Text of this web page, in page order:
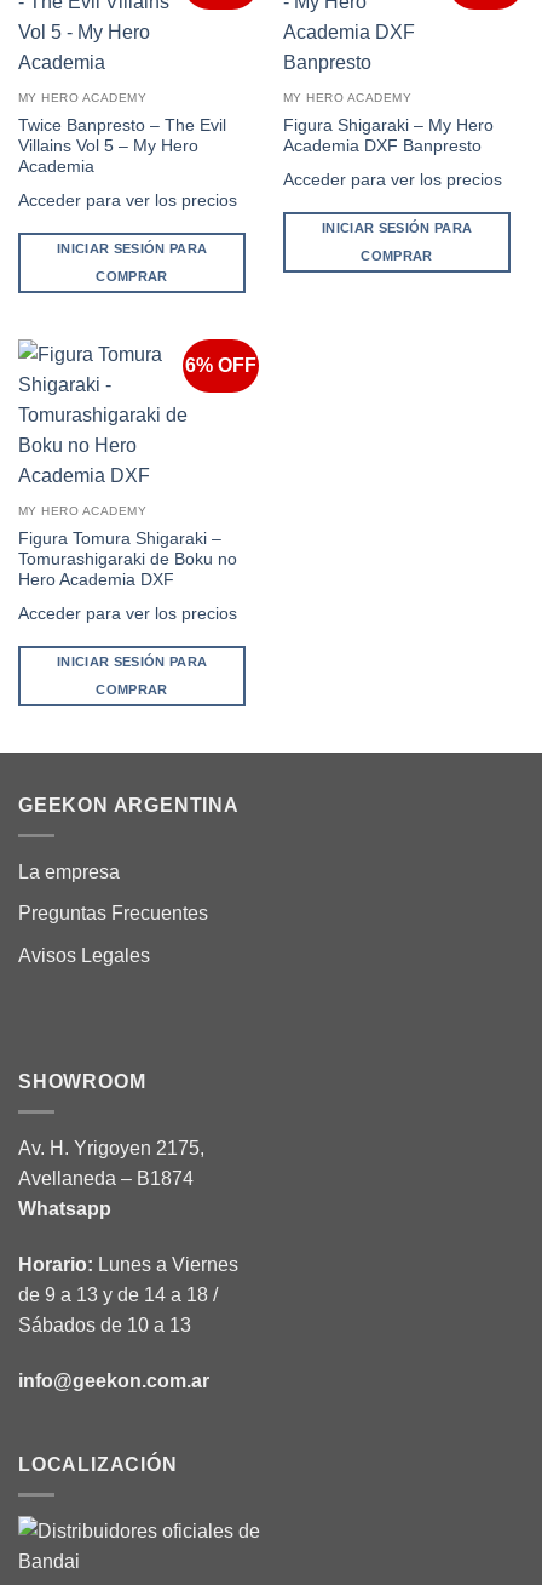
MY HERO ACADEMY
Twice Banpresto – The Evil
Villains Vol 5 – My Hero
Academia
Acceder para ver los precios
INICIAR SESIÓN PARA
COMPRAR
MY HERO ACADEMY
Figura Shigaraki – My Hero
Academia DXF Banpresto
Acceder para ver los precios
INICIAR SESIÓN PARA
COMPRAR
6% OFF
MY HERO ACADEMY
Figura Tomura Shigaraki –
Tomurashigaraki de Boku no
Hero Academia DXF
Acceder para ver los precios
INICIAR SESIÓN PARA
COMPRAR
GEEKON ARGENTINA
La empresa
Preguntas Frecuentes
Avisos Legales
SHOWROOM
Av. H. Yrigoyen 2175,
Avellaneda – B1874
Whatsapp
Horario: Lunes a Viernes
de 9 a 13 y de 14 a 18 /
Sábados de 10 a 13
info@geekon.com.ar
LOCALIZACIÓN